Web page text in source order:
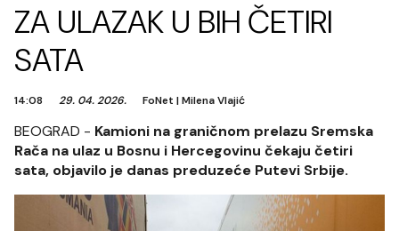
ZA ULAZAK U BIH ČETIRI
SATA
14:08 29. 04. 2026. FoNet |Milena Vlajić
BEOGRAD - Kamioni na graničnom prelazu Sremska
Rača na ulaz u Bosnu i Hercegovinu čekaju četiri
sata, objavilo je danas preduzeće Putevi Srbije.